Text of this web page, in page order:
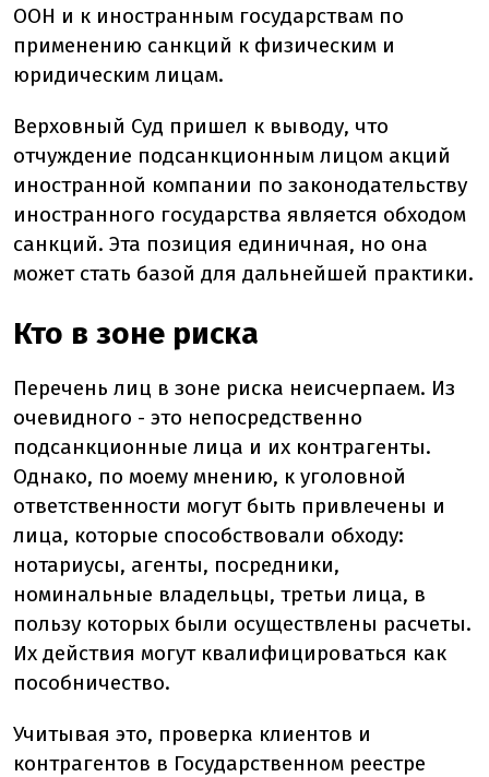
ООН и к иностранным государствам по
применению санкций к физическим и
юридическим лицам.
Верховный Суд пришел к выводу, что
отчуждение подсанкционным лицом акций
иностранной компании по законодательству
иностранного государства является обходом
санкций. Эта позиция единичная, но она
может стать базой для дальнейшей практики.
Кто в зоне риска
Перечень лиц в зоне риска неисчерпаем. Из
очевидного - это непосредственно
подсанкционные лица и их контрагенты.
Однако, по моему мнению, к уголовной
ответственности могут быть привлечены и
лица, которые способствовали обходу:
нотариусы, агенты, посредники,
номинальные владельцы, третьи лица, в
пользу которых были осуществлены расчеты.
Их действия могут квалифицироваться как
пособничество.
Учитывая это, проверка клиентов и
контрагентов в Государственном реестре